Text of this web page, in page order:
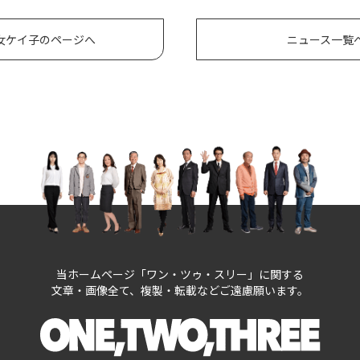
ケイ子のページへ ニュース一覧
当ホームページ「ワン・ツゥ・スリー」に関する
文章・画像全て、複製・転載などご遠慮願います。